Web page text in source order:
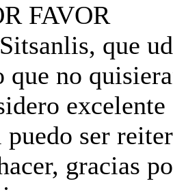
FAVOR
que
que no
ser
gracias